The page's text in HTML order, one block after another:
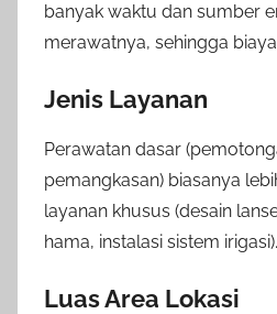
banyak waktu dan sumber
merawatnya, sehingga
Jenis Layanan
Perawatan dasar
pemangkasan) biasanya
layanan khusus (desain
hama, instalasi sistem irigasi).
Luas Area Lokasi